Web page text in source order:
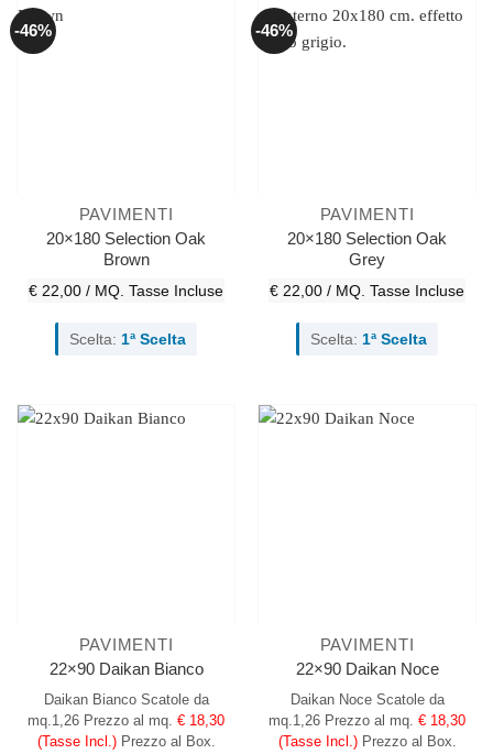
-46%
PAVIMENTI
20×180 Selection Oak
Brown
€ 22,00 / MQ. Tasse Incluse
Scelta: 1ª Scelta
-46%
PAVIMENTI
20×180 Selection Oak
Grey
€ 22,00 / MQ. Tasse Incluse
Scelta: 1ª Scelta
PAVIMENTI
22×90 Daikan Bianco
Daikan Bianco Scatole da
mq.1,26 Prezzo al mq. € 18,30
(Tasse Incl.)Prezzo al Box.
PAVIMENTI
22×90 Daikan Noce
Daikan Noce Scatole da
mq.1,26 Prezzo al mq. € 18,30
(Tasse Incl.)Prezzo al Box.